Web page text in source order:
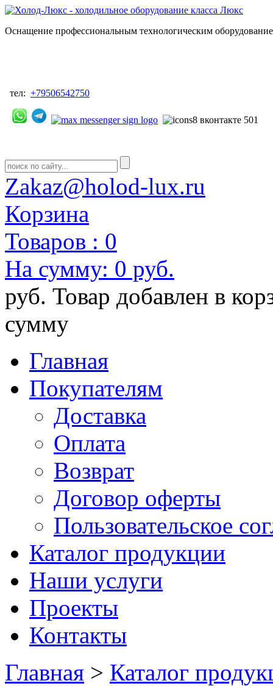
Оснащение профессиональным технологическим
тел: +79506542750
Zakaz@holod-lux.ru
Корзина
Товаров : 0
На сумму: 0 руб.
руб. Товар добавлен в
сумму
Главная
Покупателям
Доставка
Оплата
Возврат
Договор оферты
Пользовательское
Каталог продукции
Наши услуги
Проекты
Контакты
Главная > Каталог